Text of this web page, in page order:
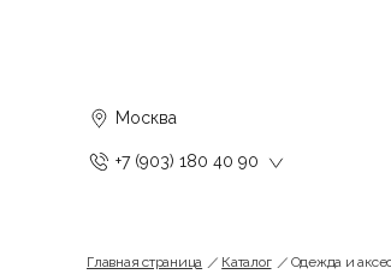
Москва
+7 (903) 180 40 90
Главная страница Каталог Одежда и